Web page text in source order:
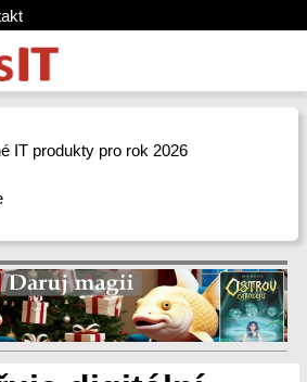
IT produkty pro rok 2026